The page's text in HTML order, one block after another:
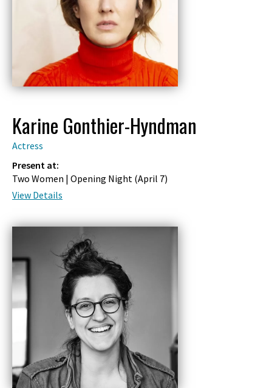
Karine Gonthier-Hyndman
Actress
Present at:
Two Women | Opening Night (April 7)
View Details